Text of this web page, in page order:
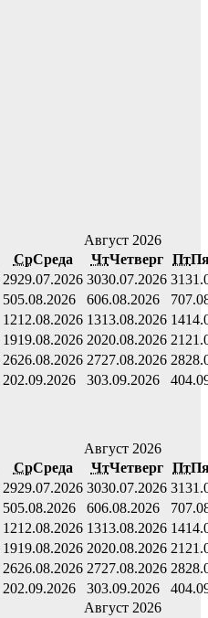
Август 2026
СрСреда ЧтЧетверг Пт
2929.07.2026 3030.07.2026 31
505.08.2026 606.08.2026 7
1212.08.2026 1313.08.2026 14
1919.08.2026 2020.08.2026 21
2626.08.2026 2727.08.2026 28
202.09.2026 303.09.2026 4
Август 2026
СрСреда ЧтЧетверг Пт
2929.07.2026 3030.07.2026 31
505.08.2026 606.08.2026 7
1212.08.2026 1313.08.2026 14
1919.08.2026 2020.08.2026 21
2626.08.2026 2727.08.2026 28
202.09.2026 303.09.2026 4
Август 2026